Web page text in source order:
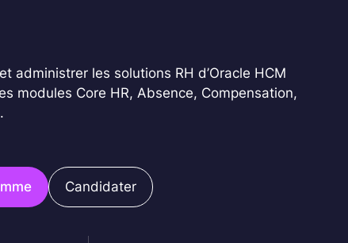
administrer les solutions RH d’Oracle HCM
modules Core HR, Absence, Compensation,
Candidater